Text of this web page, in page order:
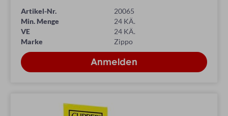
Artikel-Nr.
20065
Min. Menge
24 KÄ.
VE
24 KÄ.
Marke
Zippo